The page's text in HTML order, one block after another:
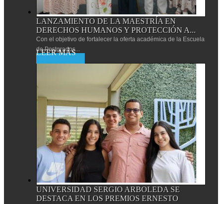
LANZAMIENTO DE LA MAESTRÍA EN
DERECHOS HUMANOS Y PROTECCIÓN A...
Con el objetivo de fortalecer la oferta académica de la Escuela
de Postgrados...
UNIVERSIDAD SERGIO ARBOLEDA SE
DESTACA EN LOS PREMIOS ERNESTO